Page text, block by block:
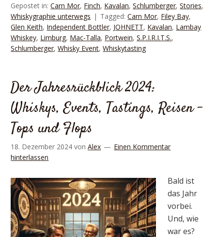
Gepostet in:Carn Mor, Finch, Kavalan,Schlumberger,Stories,
Whiskygraphie unterwegs
Tagged:Carn Mor, Filey Bay,
Glen Keith, Independent Bottler, JOHNETT, Kavalan, Lambay
Whiskey, Limburg, Mac-Talla, Portwein,S.P.I.R.I.T.S.,
Schlumberger,Whisky Event,Whiskytasting
Der Jahresrückblick 2024:
Whiskys, Events, Tastings, Reisen –
Tops und Flops
18. Dezember 2024 vonAlex
Einen Kommentar
hinterlassen
Bald ist
das Jahr
vorbei.
Und, wie
war es?